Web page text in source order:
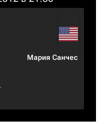
Мария Санчес